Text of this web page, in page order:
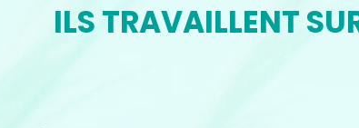
ILS TRAVAILLENT